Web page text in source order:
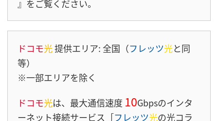
』をご覧ください。
ドコモ光提供エリア: 全国（フレッツ光と同
等）
※一部エリアを除く
ドコモ光は、最大通信速度 10Gbpsのインタ
ーネット接続サービス［フレッツ光の光コラ